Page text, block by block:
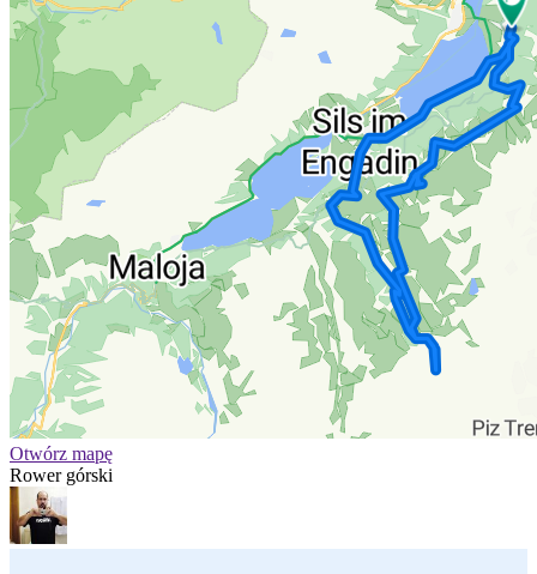
Otwórz mapę
Rower górski